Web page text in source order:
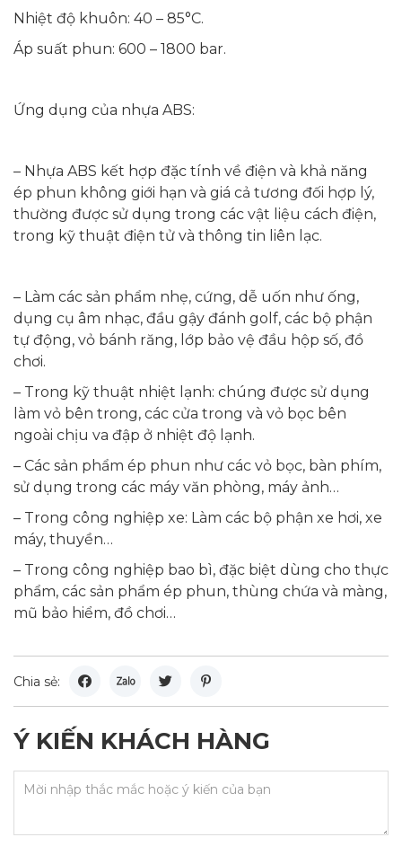
Nhiệt độ khuôn: 40 – 85°C.
Áp suất phun: 600 – 1800 bar.
Ứng dụng của nhựa ABS:
– Nhựa ABS kết hợp đặc tính về điện và khả năng
ép phun không giới hạn và giá cả tương đối hợp lý,
thường được sử dụng trong các vật liệu cách điện,
trong kỹ thuật điện tử và thông tin liên lạc.
– Làm các sản phẩm nhẹ, cứng, dễ uốn như ống,
dụng cụ âm nhạc, đầu gậy đánh golf, các bộ phận
tự động, vỏ bánh răng, lớp bảo vệ đầu hộp số, đồ
chơi.
– Trong kỹ thuật nhiệt lạnh: chúng được sử dụng
làm vỏ bên trong, các cửa trong và vỏ bọc bên
ngoài chịu va đập ở nhiệt độ lạnh.
– Các sản phẩm ép phun như các vỏ bọc, bàn phím,
sử dụng trong các máy văn phòng, máy ảnh…
– Trong công nghiệp xe: Làm các bộ phận xe hơi, xe
máy, thuyền…
– Trong công nghiệp bao bì, đặc biệt dùng cho thực
phẩm, các sản phẩm ép phun, thùng chứa và màng,
mũ bảo hiểm, đồ chơi…
Chia sẻ:
Ý KIẾN KHÁCH HÀNG